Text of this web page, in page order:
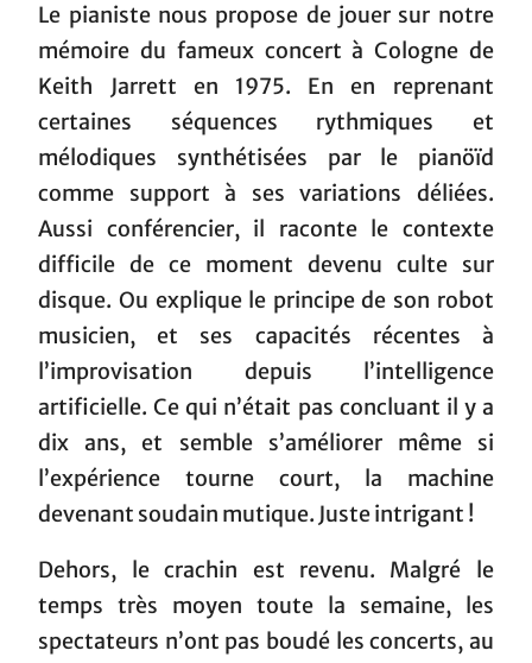
Le pianiste nous propose de jouer sur notre
mémoire du fameux concert à Cologne de
Keith Jarrett en 1975. En en reprenant
certaines séquences rythmiques et
mélodiques synthétisées par le pianöïd
comme support à ses variations déliées.
Aussi conférencier, il raconte le contexte
difficile de ce moment devenu culte sur
disque. Ou explique le principe de son robot
musicien, et ses capacités récentes à
l’improvisation depuis l’intelligence
artificielle. Ce qui n’était pas concluant il y a
dix ans, et semble s’améliorer même si
l’expérience tourne court, la machine
devenant soudain mutique. Juste intrigant !
Dehors, le crachin est revenu. Malgré le
temps très moyen toute la semaine, les
spectateurs n’ont pas boudé les concerts, au